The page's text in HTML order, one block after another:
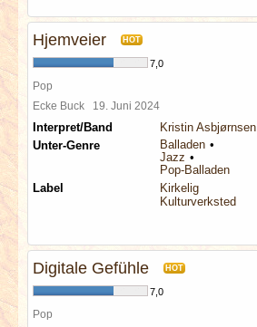
Hjemveier HOT
7,0
Pop
Ecke Buck 19. Juni 2024
Interpret/Band
Kristin Asbjørnsen
Unter-Genre
Balladen
Jazz
Pop-Balladen
Label
Kirkelig
Kulturverksted
Digitale Gefühle HOT
7,0
Pop